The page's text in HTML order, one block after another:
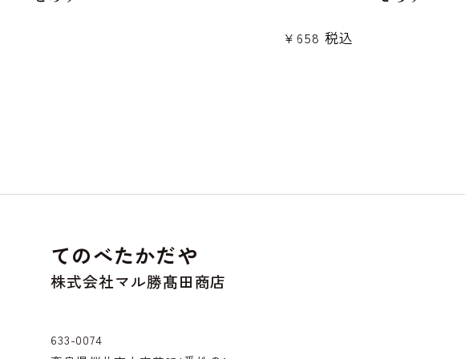
¥ 658 税込
てのべたかだや
株式会社マル勝髙田商店
633-0074